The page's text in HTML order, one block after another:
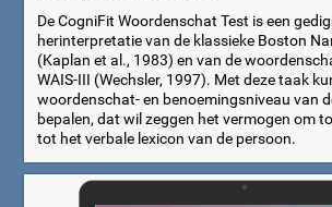
De CogniFit Woordenschat Test is een
herinterpretatie van de klassieke Boston
(Kaplan et al., 1983) en van de
WAIS-III (Wechsler, 1997). Met deze taak
woordenschat- en benoemingsniveau van
bepalen, dat wil zeggen het vermogen om
tot het verbale lexicon van de persoon.